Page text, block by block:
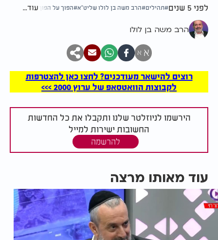
לפני 5 שנים תהילים הרב משה בן לולו שליט"א הפוך על הפוך עוד...
הרב משה בן לולו
א א
רוצים להישאר מעודכנים? לחצו כאן להצטרפות
לקבוצות הוואטסאפ של ערוץ 2000 >>>
הירשמו לניוזלטר שלנו ותקבלו את כל החדשות
החשובות ישירות למייל
להרשמה
עוד מאותו מרצה